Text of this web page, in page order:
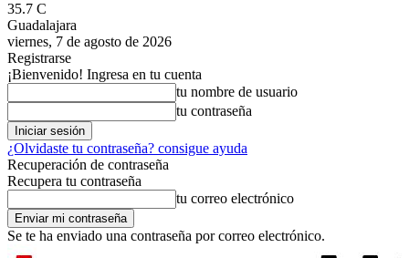
35.7 C
Guadalajara
viernes, 7 de agosto de 2026
Registrarse
¡Bienvenido! Ingresa en tu cuenta
tu nombre de usuario
tu contraseña
¿Olvidaste tu contraseña? consigue ayuda
Recuperación de contraseña
Recupera tu contraseña
tu correo electrónico
Se te ha enviado una contraseña por correo electrónico.